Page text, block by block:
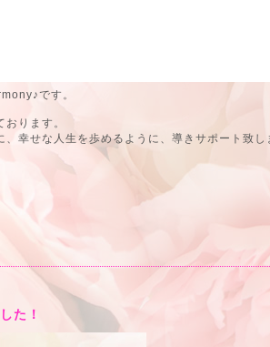
です。
ります。
幸せな人生を歩めるように、導きサポート致し
た！